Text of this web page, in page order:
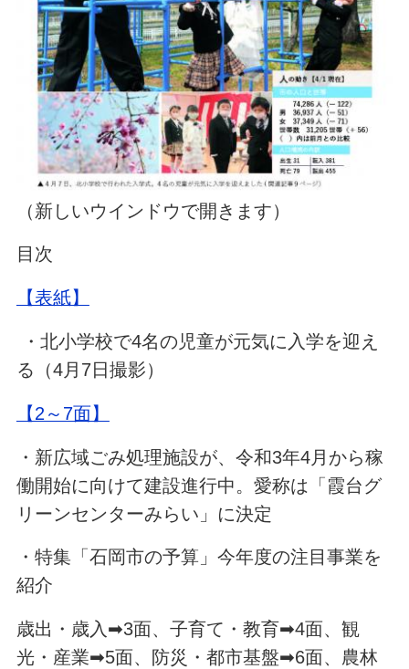
（新しいウインドウで開きます）
目次
【表紙】
・北小学校で4名の児童が元気に入学を迎え
る（4月7日撮影）
【2～7面】
・新広域ごみ処理施設が、令和3年4月から稼
働開始に向けて建設進行中。愛称は「霞台グ
リーンセンターみらい」に決定
・特集「石岡市の予算」今年度の注目事業を
紹介
歳出・歳入➡3面、子育て・教育➡4面、観
光・産業➡5面、防災・都市基盤➡6面、農林